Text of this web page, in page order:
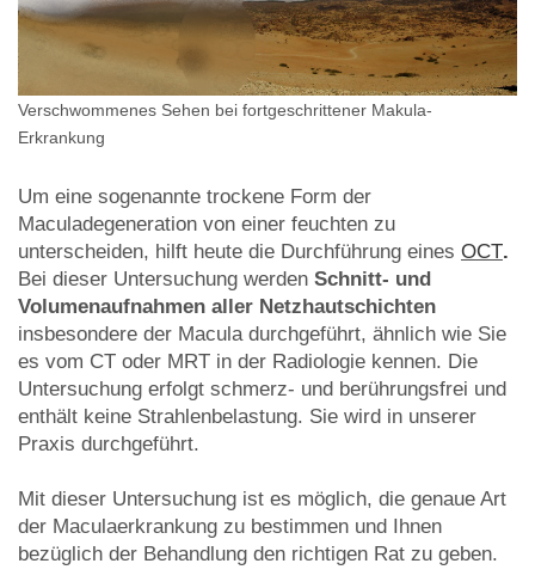
Verschwommenes Sehen bei fortgeschrittener Makula-
Erkrankung
Um eine sogenannte trockene Form der
Maculadegeneration von einer feuchten zu
unterscheiden, hilft heute die Durchführung eines OCT.
Bei dieser Untersuchung werden Schnitt- und
Volumenaufnahmen aller Netzhautschichten
insbesondere der Macula durchgeführt, ähnlich wie Sie
es vom CT oder MRT in der Radiologie kennen. Die
Untersuchung erfolgt schmerz- und berührungsfrei und
enthält keine Strahlenbelastung. Sie wird in unserer
Praxis durchgeführt.
Mit dieser Untersuchung ist es möglich, die genaue Art
der Maculaerkrankung zu bestimmen und Ihnen
bezüglich der Behandlung den richtigen Rat zu geben.